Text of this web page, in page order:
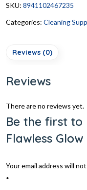
SKU: 8941102467235
Categories: Cleaning
Reviews (0)
Reviews
There are no reviews yet.
Be the first to
Flawless Glow
Your email address will
*